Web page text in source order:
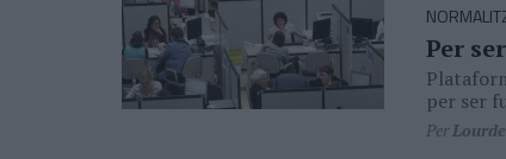
Per
per ser
Per